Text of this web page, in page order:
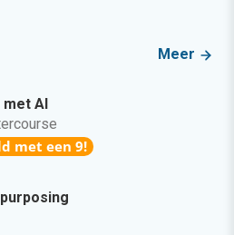
Meer
met AI
met een 9!